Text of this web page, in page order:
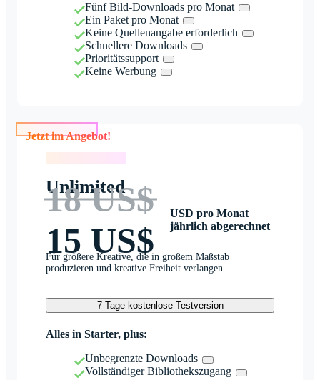
Fünf Bild-Downloads pro Monat
Ein Paket pro Monat
Keine Quellenangabe erforderlich
Schnellere Downloads
Prioritätssupport
Keine Werbung
Jetzt im Angebot!
Unlimited
18 US$
15 US$
USD pro Monat
jährlich abgerechnet
Für größere Kreative, die in großem Maßstab
produzieren und kreative Freiheit verlangen
7-Tage kostenlose Testversion
Alles in Starter, plus:
Unbegrenzte Downloads
Vollständiger Bibliothekszugang